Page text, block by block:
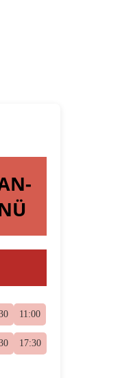
11:00
17:30